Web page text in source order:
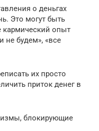
о деньгах
Это могут быть
кармический опыт
не будем», «все
их просто
приток денег в
блокирующие